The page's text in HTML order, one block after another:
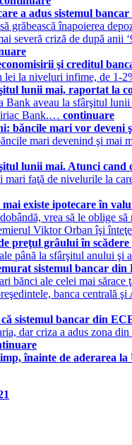
a adus sistemul
grăbească înapoierea
severă criză de după
şi creditul
lei la niveluri infime, de 1-
lunii mai, raportat la
aveau la sfârşitul
Bank.… continuare
băncile mari vor deveni
mari devenind şi mai
lunii mai. Atunci cand
mari faţă de nivelurile la
existe ipotecare în
vrea să le oblige
Viktor Orban îşi
preţul grâului în
până la sfârşitul anului
sistemul bancar
bănci ale celei mai
banca centrală
sistemul bancar din
dar criza a adus zona
înainte de aderarea la